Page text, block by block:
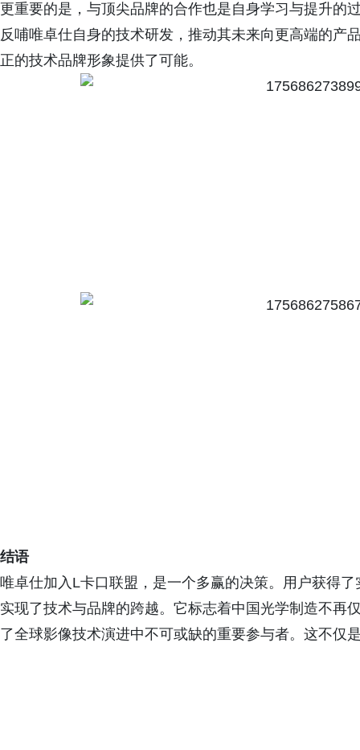
更重要的是，与顶尖品牌的合作也是自身学习与提升的
反哺唯卓仕自身的技术研发，推动其未来向更高端的产
正的技术品牌形象提供了可能。
结语
唯卓仕加入L卡口联盟，是一个多赢的决策。用户获得
实现了技术与品牌的跨越。它标志着中国光学制造不再
了全球影像技术演进中不可或缺的重要参与者。这不仅